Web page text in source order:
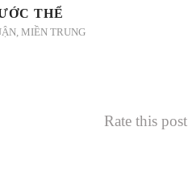
THỂ
, MIỀN TRUNG
Rate this post